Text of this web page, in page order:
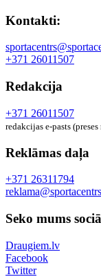
Kontakti:
+371 26011507
Redakcija
+371 26011507
redakcijas e-pasts
Reklāmas daļa
+371 26311794
Seko mums
Draugiem.lv
Facebook
Twitter